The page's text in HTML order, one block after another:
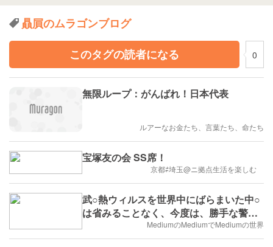
贔屓のムラゴンブログ
このタグの読者になる
0
無限ループ：がんばれ！日本代表
ルアーなお金たち、言葉たち、命たち
宝塚友の会 SS席！
京都⇄埼玉@ニ拠点生活を楽しむ
武○熱ウィルスを世界中にばらまいた中○
は省みることなく、今度は、勝手な警察
の世界進出でス○イへ福利厚生か
MediumのMediumでMediumの世界